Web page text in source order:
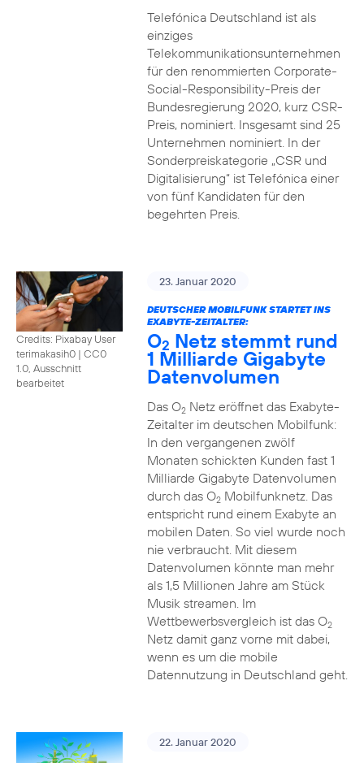
Telefónica Deutschland ist als
einziges
Telekommunikationsunternehmen
für den renommierten Corporate-
Social-Responsibility-Preis der
Bundesregierung 2020, kurz CSR-
Preis, nominiert. Insgesamt sind 25
Unternehmen nominiert. In der
Sonderpreiskategorie „CSR und
Digitalisierung“ ist Telefónica einer
von fünf Kandidaten für den
begehrten Preis.
Credits: Pixabay User
terimakasih0 | CC0
1.0, Ausschnitt
bearbeitet
23. Januar 2020
DEUTSCHER MOBILFUNK STARTET INS
EXABYTE-ZEITALTER:
O2 Netz stemmt rund
1 Milliarde Gigabyte
Datenvolumen
Das O2Netz eröffnet das Exabyte-
Zeitalter im deutschen Mobilfunk:
In den vergangenen zwölf
Monaten schickten Kunden fast 1
Milliarde Gigabyte Datenvolumen
durch das O2Mobilfunknetz. Das
entspricht rund einem Exabyte an
mobilen Daten. So viel wurde noch
nie verbraucht. Mit diesem
Datenvolumen könnte man mehr
als 1,5 Millionen Jahre am Stück
Musik streamen. Im
Wettbewerbsvergleich ist das O2
Netz damit ganz vorne mit dabei,
wenn es um die mobile
Datennutzung in Deutschland geht.
22. Januar 2020